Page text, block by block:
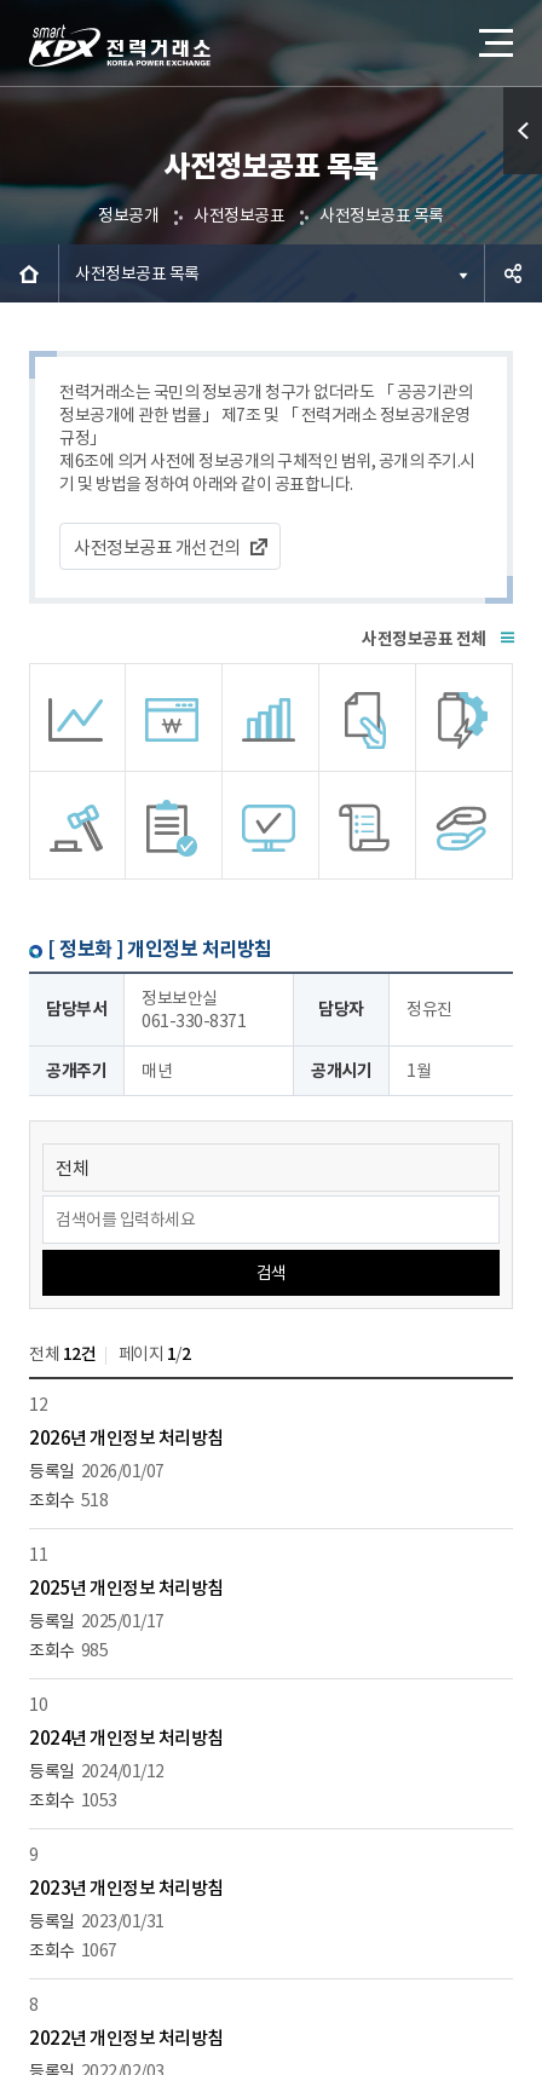
사전정보공표 목록
정보공개 사전정보공표 사전정보공표 목록
사전정보공표 목록
전력거래소는 국민의 정보공개 청구가 없더라도 「 공공기관의
정보공개에 관한 법률」 제7조 및 「 전력거래소 정보공개운영
규정」
제6조에 의거 사전에 정보공개의 구체적인 범위, 공개의 주기.시
기 및 방법을 정하여 아래와 같이 공표합니다.
사전정보공표 개선건의
전체
[ 정보화 ] 개인정보 처리방침
담당부서
정보보안실
061-330-8371
담당자 정유진
공개주기 매년 공개시기 1월
검색
전체 12건 페이지 1/2
12
2026년 개인정보 처리방침
2026/01/07
518
11
2025년 개인정보 처리방침
2025/01/17
985
10
2024년 개인정보 처리방침
2024/01/12
1053
9
2023년 개인정보 처리방침
2023/01/31
1067
8
2022년 개인정보 처리방침
퀵메
뉴 열
기